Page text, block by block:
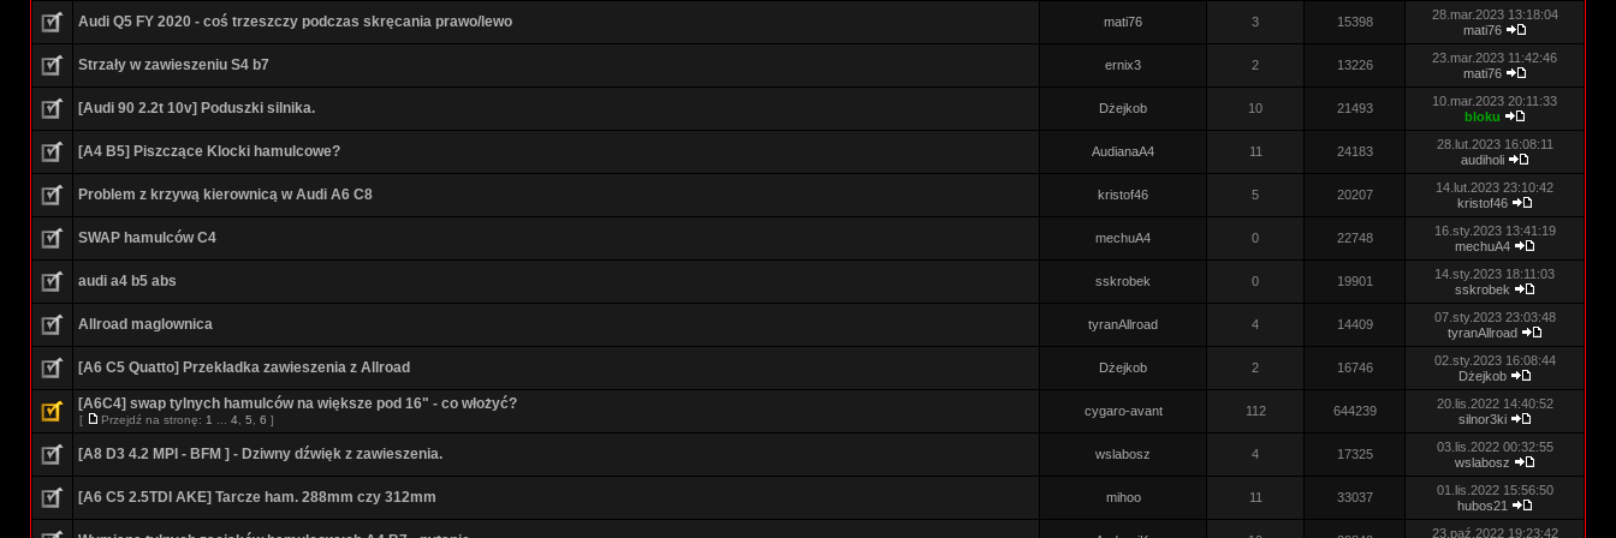
Audi Q5 FY 2020 - coś trzeszczy podczas skręcania prawo/lewo mati76 3 15398
28.mar.2023 13:18:04
mati76
Strzały w zawieszeniu S4 b7 ernix3 2 13226
23.mar.2023 11:42:46
mati76
[Audi 90 2.2t 10v] Poduszki silnika. Dżejkob 10 21493
10.mar.2023 20:11:33
bloku
[A4 B5] Piszczące Klocki hamulcowe? AudianaA4 11 24183
28.lut.2023 16:08:11
audiholi
Problem z krzywą kierownicą w Audi A6 C8 kristof46 5 20207
14.lut.2023 23:10:42
kristof46
SWAP hamulców C4 mechuA4 0 22748
16.sty.2023 13:41:19
mechuA4
audi a4 b5 abs sskrobek 0 19901
14.sty.2023 18:11:03
sskrobek
Allroad maglownica tyranAllroad 4 14409
07.sty.2023 23:03:48
tyranAllroad
[A6 C5 Quatto] Przekładka zawieszenia z Allroad Dżejkob 2 16746
02.sty.2023 16:08:44
Dżejkob
[A6C4] swap tylnych hamulców na większe pod 16" - co włożyć?
[ Przejdź na stronę: 1 4 5 6 ]
cygaro-avant 112 644239
20.lis.2022 14:40:52
silnor3ki
[A8 D3 4.2 MPI - BFM ] - Dziwny dźwięk z zawieszenia. wslabosz 4 17325
03.lis.2022 00:32:55
wslabosz
[A6 C5 2.5TDI AKE] Tarcze ham. 288mm czy 312mm mihoo 11 33037
01.lis.2022 15:56:50
hubos21
23.paź.2022 19:23:42